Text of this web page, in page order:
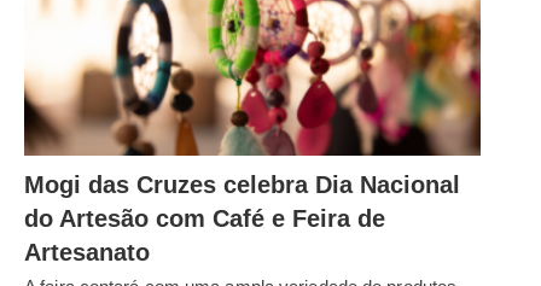
Mogi das Cruzes celebra Dia Nacional
do Artesão com Café e Feira de
Artesanato